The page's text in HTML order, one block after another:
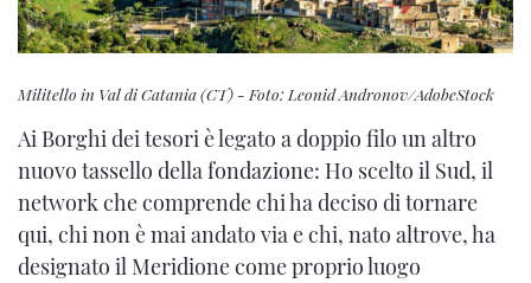
Militello in Val di Catania (CT) - Foto: Leonid Andronov/AdobeStock
Ai Borghi dei tesori è legato a doppio filo un altro
nuovo tassello della fondazione: Ho scelto il Sud, il
network che comprende chi ha deciso di tornare
qui, chi non è mai andato via e chi, nato altrove, ha
designato il Meridione come proprio luogo